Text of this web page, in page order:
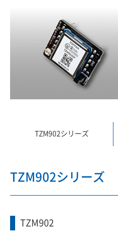
TZM902シリーズ
TZM902シリーズ
TZM902